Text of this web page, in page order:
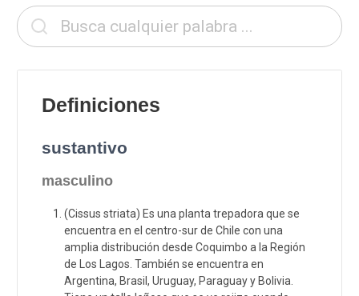
Definiciones
sustantivo
masculino
(Cissus striata) Es una planta trepadora que se
encuentra en el centro-sur de Chile con una
amplia distribución desde Coquimbo a la Región
de Los Lagos. También se encuentra en
Argentina, Brasil, Uruguay, Paraguay y Bolivia.